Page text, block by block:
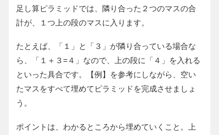
足し算ピラミッドでは、隣り合った２つのマスの合
計が、１つ上の段のマスに入ります。
たとえば、「１」と「３」が隣り合っている場合な
ら、「１＋３=４」なので、上の段に「４」を入れる
といった具合です。【例】を参考にしながら、空い
たマスをすべて埋めてピラミッドを完成させましょ
う。
ポイントは、わかるところから埋めていくこと。上